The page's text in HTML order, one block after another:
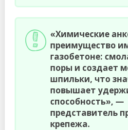
«Химические
преимущество
газобетоне:
поры и создает
шпильки, что
повышает
способность», —
представитель
крепежа.